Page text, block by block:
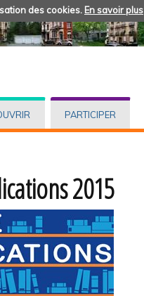
des cookies. En savoir plus
PARTICIPER
2015